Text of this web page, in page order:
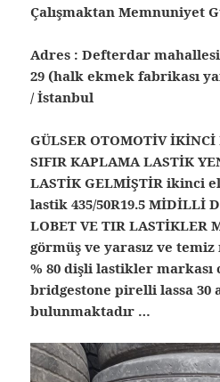
Çalışmaktan Memnuniyet
Adres : Defterdar
29 (halk ekmek fabrikası
/ İstanbul
GÜLSER OTOMOTİV
SIFIR KAPLAMA LASTİK
LASTİK GELMİŞTİR ikinci
lastik 435/50R19.5 MİDİLLİ
LOBET VE TIR LASTİKLER
görmüş ve yarasız ve
% 80 dişli lastikler markası
bridgestone pirelli lassa 30
bulunmaktadır …